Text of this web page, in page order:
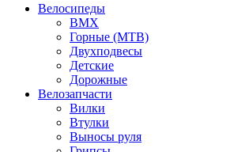
Велосипеды
BMX
Горные (MTB)
Двухподвесы
Детские
Дорожные
Велозапчасти
Вилки
Втулки
Выносы руля